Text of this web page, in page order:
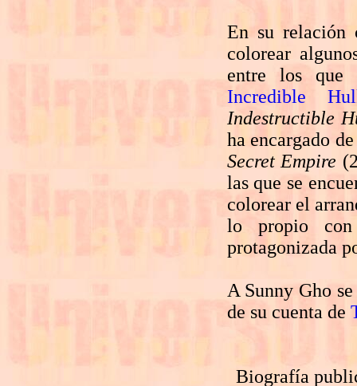
En su relación
colorear
entre los
Incredible
Indestructible
ha encargado
Secret Empire
las que se
colorear el
lo propio con
protagonizada
A Sunny Gho
de su cuenta de
Biografía